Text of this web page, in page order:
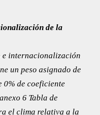
de la
e internacionalización
un peso asignado de
0% de coeficiente
6 ​​Tabla de
el clima relativa a la